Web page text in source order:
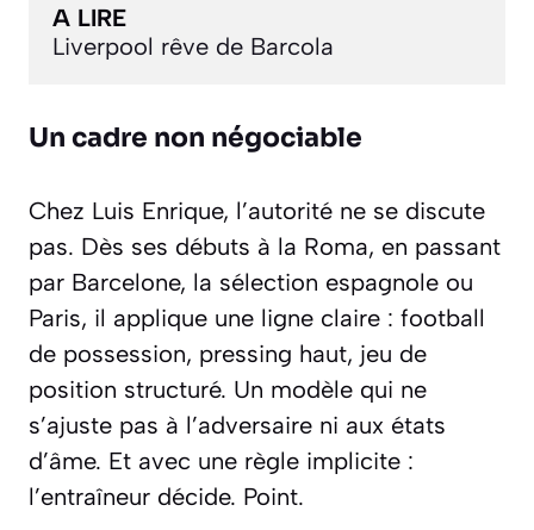
A LIRE
Liverpool rêve de Barcola
Un cadre non négociable
Chez Luis Enrique, l’autorité ne se discute
pas. Dès ses débuts à la Roma, en passant
par Barcelone, la sélection espagnole ou
Paris, il applique une ligne claire : football
de possession, pressing haut, jeu de
position structuré. Un modèle qui ne
s’ajuste pas à l’adversaire ni aux états
d’âme. Et avec une règle implicite :
l’entraîneur décide. Point.